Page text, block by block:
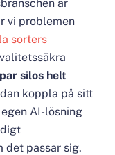
är
vi problemen
sorters
silos helt
koppla på sitt
AI-lösning
det passar sig.